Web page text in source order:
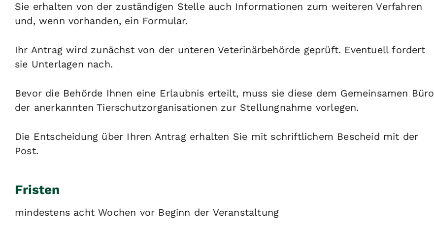
Sie erhalten von der zuständigen Stelle auch Informationen zum weiteren Verfahren
und, wenn vorhanden, ein Formular.
Ihr Antrag wird zunächst von der unteren Veterinärbehörde geprüft. Eventuell fordert
sie Unterlagen nach.
Bevor die Behörde Ihnen eine Erlaubnis erteilt, muss sie diese dem Gemeinsamen Büro
der anerkannten Tierschutzorganisationen zur Stellungnahme vorlegen.
Die Entscheidung über Ihren Antrag erhalten Sie mit schriftlichem Bescheid mit der
Post.
Fristen
mindestens acht Wochen vor Beginn der Veranstaltung